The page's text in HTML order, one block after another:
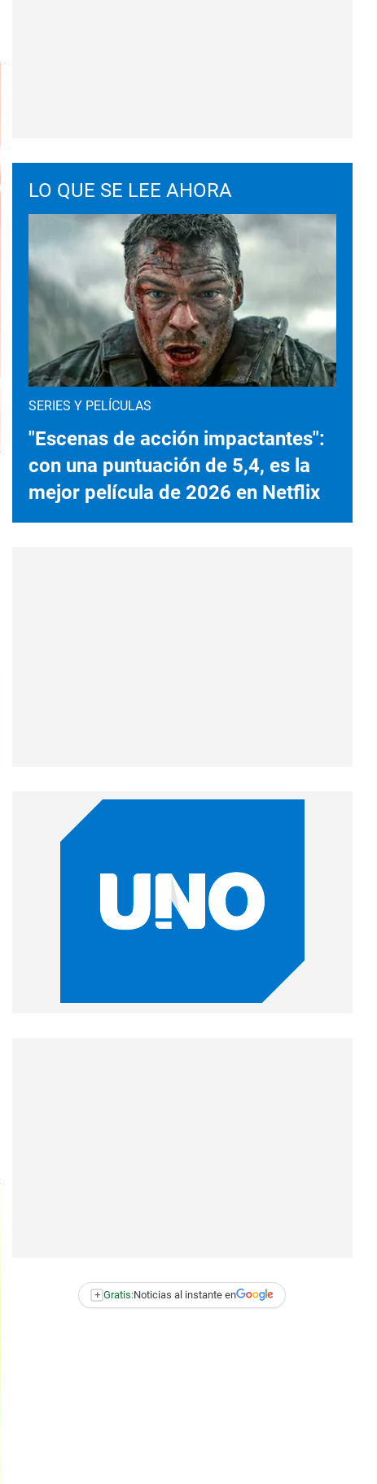
LO QUE SE LEE AHORA
SERIES Y PELÍCULAS
"Escenas de acción impactantes":
con una puntuación de 5,4, es la
mejor película de 2026 en Netflix
+ Gratis:Noticias al instante en